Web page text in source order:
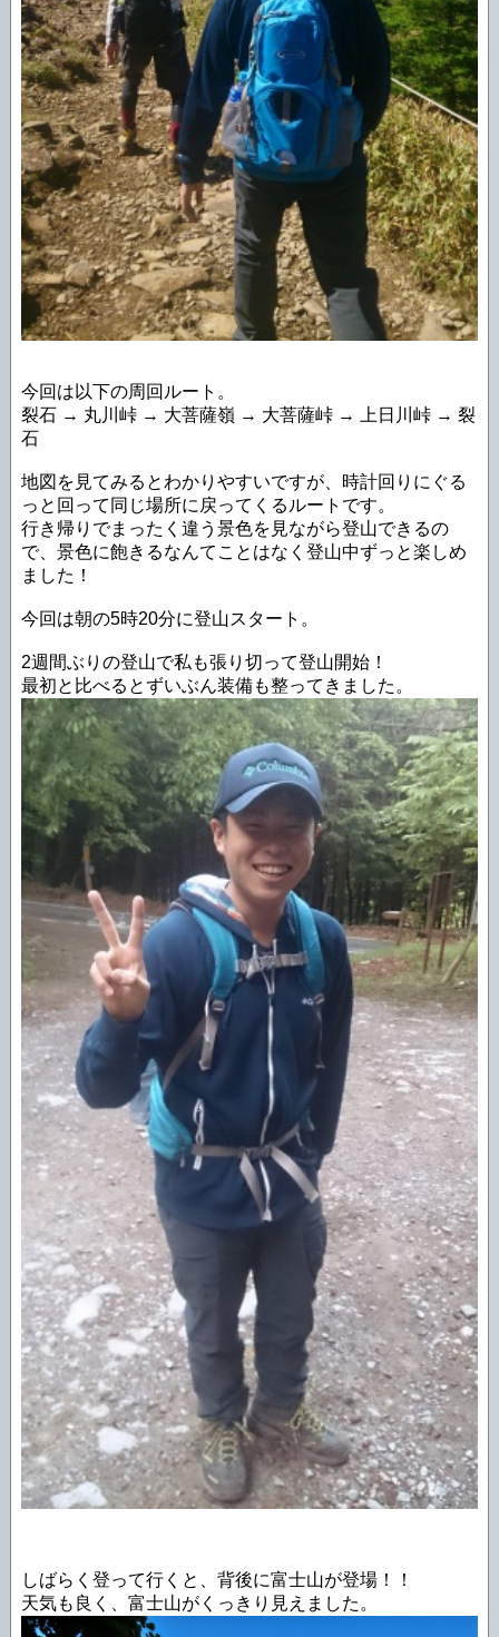
今回は以下の周回ルート。
裂石 → 丸川峠 → 大菩薩嶺 → 大菩薩峠 → 上日川峠 → 裂
石
地図を見てみるとわかりやすいですが、時計回りにぐる
っと回って同じ場所に戻ってくるルートです。
行き帰りでまったく違う景色を見ながら登山できるの
で、景色に飽きるなんてことはなく登山中ずっと楽しめ
ました！
今回は朝の5時20分に登山スタート。
2週間ぶりの登山で私も張り切って登山開始！
最初と比べるとずいぶん装備も整ってきました。
しばらく登って行くと、背後に富士山が登場！！
天気も良く、富士山がくっきり見えました。